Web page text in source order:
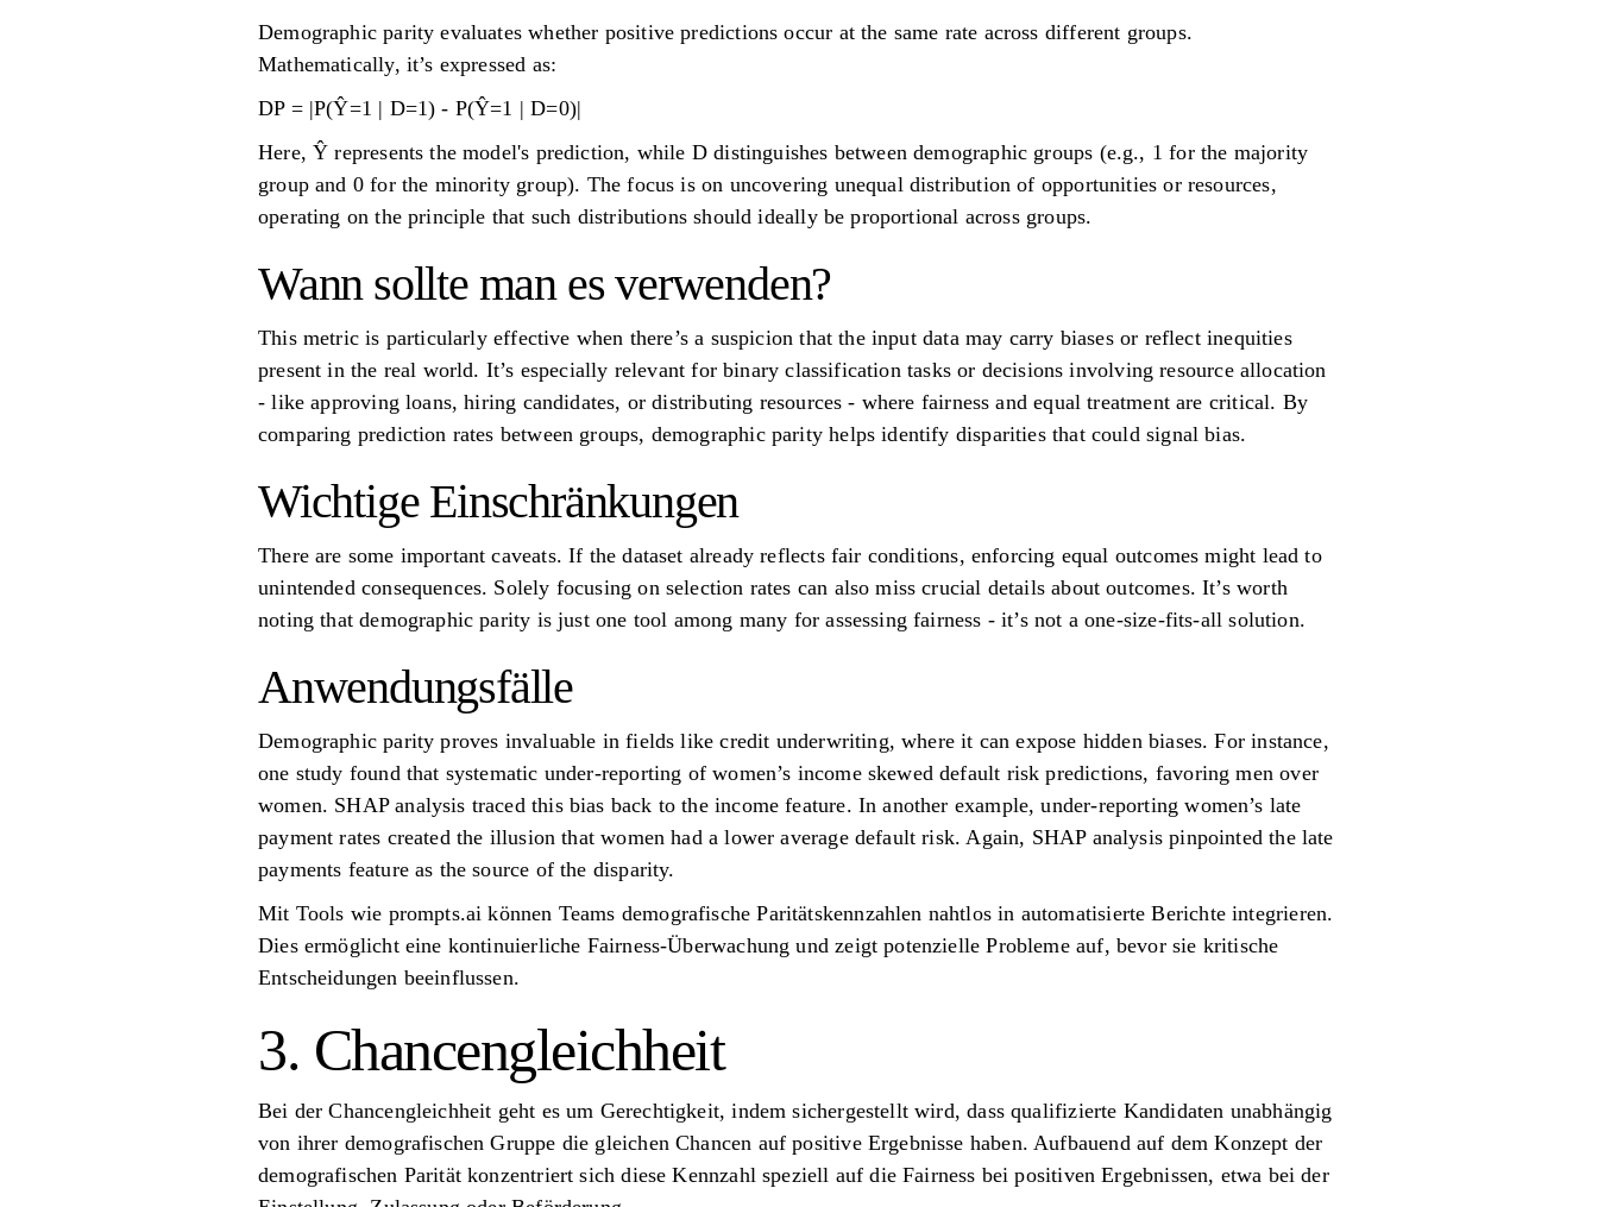
Demographic parity evaluates whether positive predictions occur at the same rate across different groups.
Mathematically, it’s expressed as:
DP = |P(Ŷ=1 | D=1) - P(Ŷ=1 | D=0)|
Here, Ŷ represents the model's prediction, while D distinguishes between demographic groups (e.g., 1 for the majority
group and 0 for the minority group). The focus is on uncovering unequal distribution of opportunities or resources,
operating on the principle that such distributions should ideally be proportional across groups.
Wann sollte man es verwenden?
This metric is particularly effective when there’s a suspicion that the input data may carry biases or reflect inequities
present in the real world. It’s especially relevant for binary classification tasks or decisions involving resource allocation
- like approving loans, hiring candidates, or distributing resources - where fairness and equal treatment are critical. By
comparing prediction rates between groups, demographic parity helps identify disparities that could signal bias.
Wichtige Einschränkungen
There are some important caveats. If the dataset already reflects fair conditions, enforcing equal outcomes might lead to
unintended consequences. Solely focusing on selection rates can also miss crucial details about outcomes. It’s worth
noting that demographic parity is just one tool among many for assessing fairness - it’s not a one-size-fits-all solution.
Anwendungsfälle
Demographic parity proves invaluable in fields like credit underwriting, where it can expose hidden biases. For instance,
one study found that systematic under-reporting of women’s income skewed default risk predictions, favoring men over
women. SHAP analysis traced this bias back to the income feature. In another example, under-reporting women’s late
payment rates created the illusion that women had a lower average default risk. Again, SHAP analysis pinpointed the late
payments feature as the source of the disparity.
Mit Tools wie prompts.ai können Teams demografische Paritätskennzahlen nahtlos in automatisierte Berichte integrieren.
Dies ermöglicht eine kontinuierliche Fairness-Überwachung und zeigt potenzielle Probleme auf, bevor sie kritische
Entscheidungen beeinflussen.
3. Chancengleichheit
Bei der Chancengleichheit geht es um Gerechtigkeit, indem sichergestellt wird, dass qualifizierte Kandidaten unabhängig
von ihrer demografischen Gruppe die gleichen Chancen auf positive Ergebnisse haben. Aufbauend auf dem Konzept der
demografischen Parität konzentriert sich diese Kennzahl speziell auf die Fairness bei positiven Ergebnissen, etwa bei der